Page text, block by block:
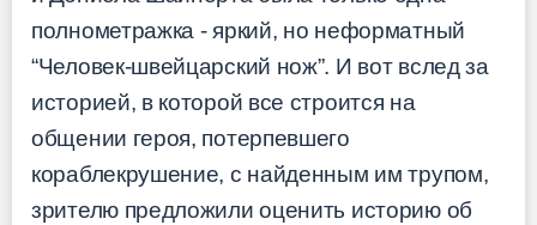
полнометражка - яркий, но неформатный
“Человек-швейцарский нож”. И вот вслед за
историей, в которой все строится на
общении героя, потерпевшего
кораблекрушение, с найденным им трупом,
зрителю предложили оценить историю об